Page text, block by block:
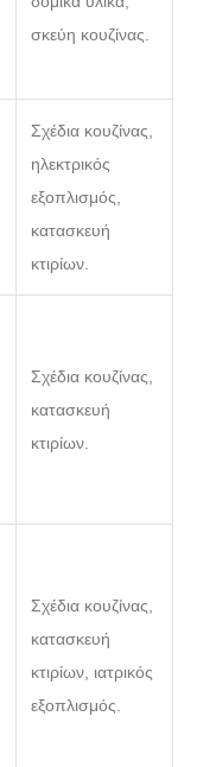
σκεύη κουζίνας.
Σχέδια κουζίνας,
ηλεκτρικός
εξοπλισμός,
κατασκευή
κτιρίων.
Σχέδια κουζίνας,
κατασκευή
κτιρίων.
Σχέδια κουζίνας,
κατασκευή
κτιρίων, ιατρικός
εξοπλισμός.